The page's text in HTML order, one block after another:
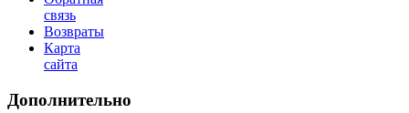
связь
Возвраты
Карта
сайта
Дополнительно